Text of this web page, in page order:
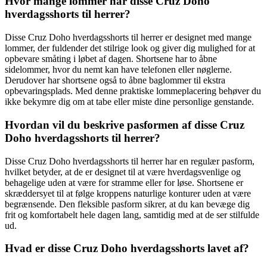
hverdagsshorts til herrer?
Disse Cruz Doho hverdagsshorts til herrer er designet med mange
lommer, der fuldender det stilrige look og giver dig mulighed for at
opbevare småting i løbet af dagen. Shortsene har to åbne
sidelommer, hvor du nemt kan have telefonen eller nøglerne.
Derudover har shortsene også to åbne baglommer til ekstra
opbevaringsplads. Med denne praktiske lommeplacering behøver du
ikke bekymre dig om at tabe eller miste dine personlige genstande.
Hvordan vil du beskrive pasformen af disse Cruz
Doho hverdagsshorts til herrer?
Disse Cruz Doho hverdagsshorts til herrer har en regulær pasform,
hvilket betyder, at de er designet til at være hverdagsvenlige og
behagelige uden at være for stramme eller for løse. Shortsene er
skræddersyet til at følge kroppens naturlige konturer uden at være
begrænsende. Den fleksible pasform sikrer, at du kan bevæge dig
frit og komfortabelt hele dagen lang, samtidig med at de ser stilfulde
ud.
Hvad er disse Cruz Doho hverdagsshorts lavet af?